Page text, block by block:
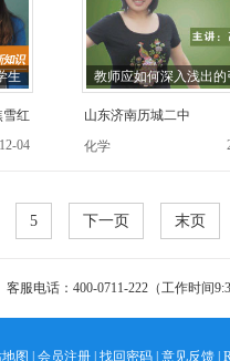
生
雪红
04
教师应如何深入浅出的
山东济南历城二中
化学
5 下一页 末页
客服电话：400-0711-222（工作时间
图 会员注册 找回密码 意见反馈